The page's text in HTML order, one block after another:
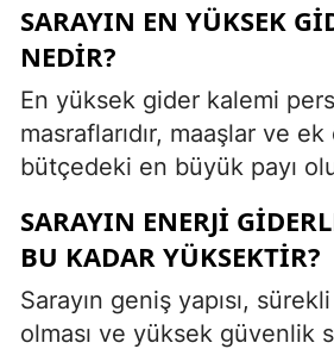
SARAYIN EN YÜKSEK
NEDIR?
En yüksek gider kalemi
masraflarıdır, maaşlar ve
bütçedeki en büyük payı
SARAYIN ENERJI
BU KADAR YÜKSEKTIR?
Sarayın geniş yapısı,
olması ve yüksek güvenlik